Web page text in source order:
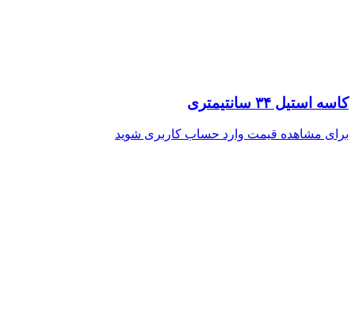
کاسه استیل ۳۴ سانتیمتری
برای مشاهده قیمت وارد حساب کاربری شوید